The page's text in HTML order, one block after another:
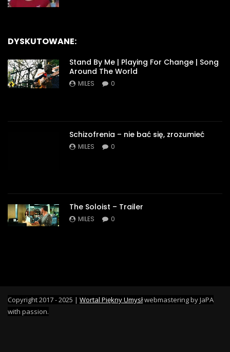
DYSKUTOWANE:
Stand By Me | Playing For Change | Song
Around The World
MILES 0
Schizofrenia – nie bać się, zrozumieć
MILES 0
The Soloist – Trailer
MILES 0
Copyright 2017 - 2025 | Wortal Piękny Umysłwebmastering by JaPA
with passion.